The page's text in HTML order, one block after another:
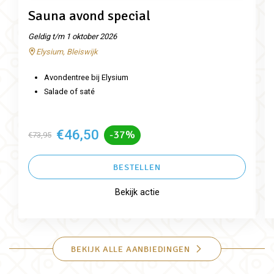
Sauna avond special
Geldig t/m 1 oktober 2026
Elysium, Bleiswijk
Avondentree bij Elysium
Salade of saté
€73,95 €46,50 -37%
BESTELLEN
Bekijk actie
BEKIJK ALLE AANBIEDINGEN